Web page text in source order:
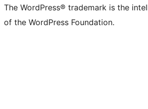
The WordPress® trademark is the
of the WordPress Foundation.